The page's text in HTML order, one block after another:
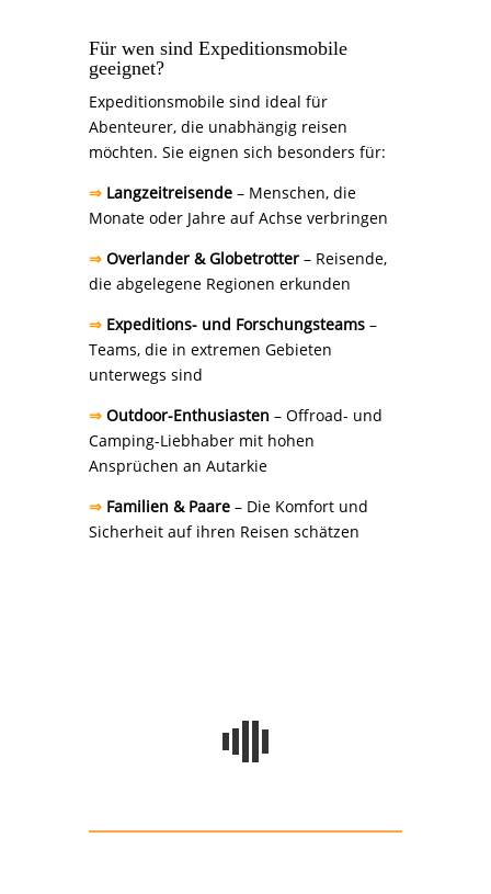
Für wen sind Expeditionsmobile
geeignet?
Expeditionsmobile sind ideal für
Abenteurer, die unabhängig reisen
möchten. Sie eignen sich besonders für:
⇒Langzeitreisende– Menschen, die
Monate oder Jahre auf Achse verbringen
⇒Overlander & Globetrotter– Reisende,
die abgelegene Regionen erkunden
⇒Expeditions- und Forschungsteams–
Teams, die in extremen Gebieten
unterwegs sind
⇒ Outdoor-Enthusiasten – Offroad- und
Camping-Liebhaber mit hohen
Ansprüchen an Autarkie
⇒ Familien & Paare– Die Komfort und
Sicherheit auf ihren Reisen schätzen